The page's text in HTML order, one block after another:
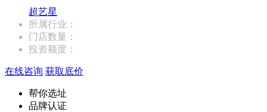
超艺星
所属行业：
门店数量：
投资额度：
在线咨询 获取底价
帮你选址
品牌认证